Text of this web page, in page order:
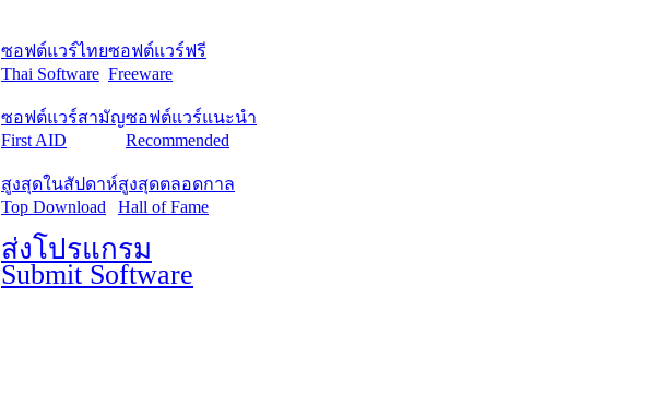
ซอฟต์แวร์ไทย
Thai Software
ซอฟต์แวร์ฟรี
Freeware
ซอฟต์แวร์สามัญ
First AID
ซอฟต์แวร์แนะนำ
Recommended
สูงสุดในสัปดาห์
Top Download
สูงสุดตลอดกาล
Hall of Fame
ส่งโปรแกรม
Submit Software